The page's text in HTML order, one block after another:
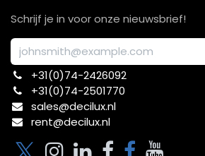
Schrijf je in voor onze nieuwsbrief!
+31(0)74-2426092​
+31(0)74-2501770
sales@decilux.nl
rent@decilux.nl